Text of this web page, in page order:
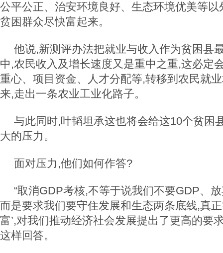
公平公正、治安环境良好、生态环境优美等
贫困群众尽快富起来。
他说,新测评办法把就业与收入作为贫困县
中,农民收入及增长速度又是重中之重,这必定
重心、项目资金、人才分配等,转移到农民就
来,走出一条农业工业化路子。
与此同时,叶韬坦承这也将会给这10个贫困
大的压力。
面对压力,他们如何作答?
“取消GDP考核,不等于说我们不要GDP、
而是要求我们要守住发展和生态两条底线,真
富’,对我们推动经济社会发展提出了更高的要
这样回答。